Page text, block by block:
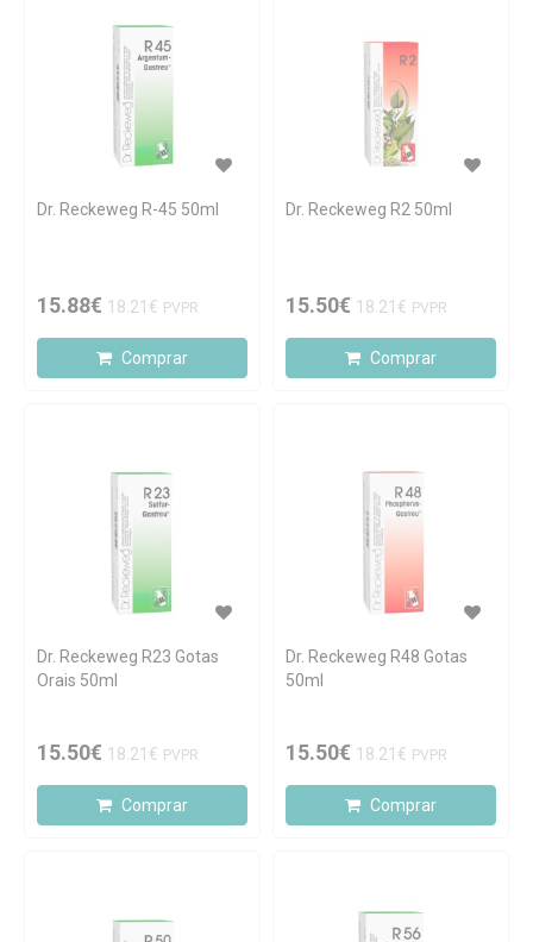
Dr. Reckeweg R-45 50ml
15.88€ 18.21€ PVPR
Comprar
Dr. Reckeweg R2 50ml
15.50€ 18.21€ PVPR
Comprar
Dr. Reckeweg R23 Gotas
Orais 50ml
15.50€ 18.21€ PVPR
Comprar
Dr. Reckeweg R48 Gotas
50ml
15.50€ 18.21€ PVPR
Comprar